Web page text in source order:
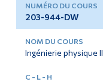
203-944-DW
Ingénierie physique II